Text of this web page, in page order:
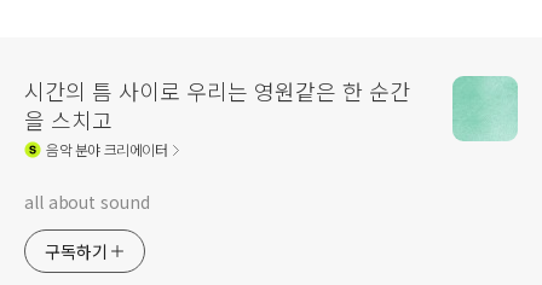
시간의 틈 사이로 우리는 영원같은 한 순간
을 스치고
음악분야 크리에이터
all about sound
구독하기